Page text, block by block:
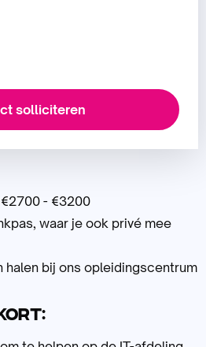
solliciteren
- €3200
waar je ook privé mee
bij ons opleidingscentrum
kort: